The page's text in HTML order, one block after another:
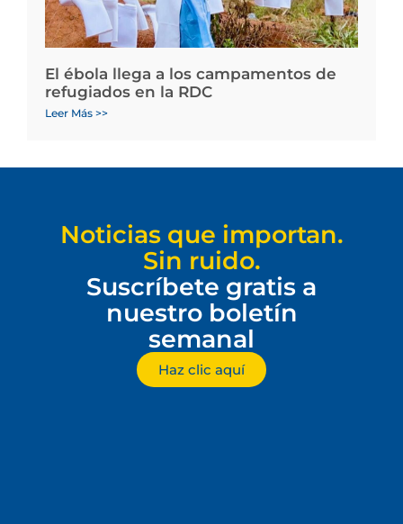
El ébola llega a los campamentos de
refugiados en la RDC
Leer Más >>
Noticias que importan.
Sin ruido.
Suscríbete gratis a
nuestro boletín
semanal
Haz clic aquí